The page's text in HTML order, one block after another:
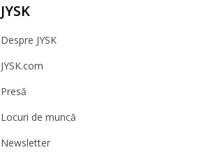
JYSK
Despre JYSK
JYSK.com
Presă
Locuri de muncă
Newsletter